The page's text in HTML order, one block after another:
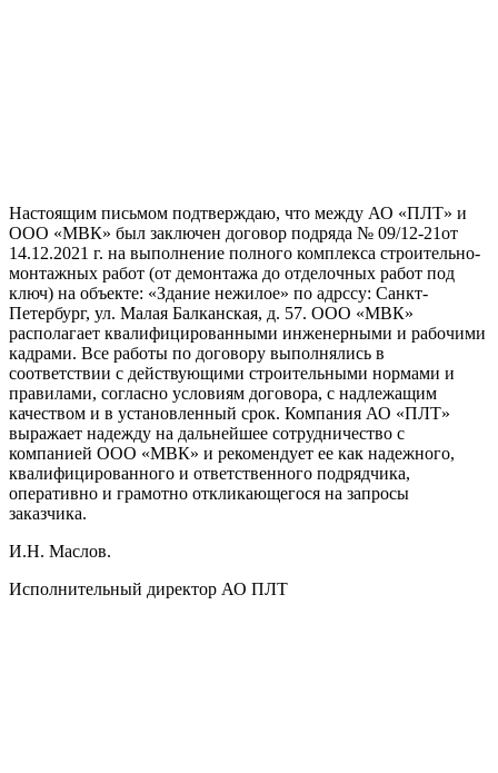
Настоящим письмом подтверждаю, что между АО «ПЛТ» и
ООО «МВК» был заключен договор подряда № 09/12-21от
14.12.2021 г. на выполнение полного комплекса строительно-
монтажных работ (от демонтажа до отделочных работ под
ключ) на объекте: «Здание нежилое» по адрссу: Санкт-
Петербург, ул. Малая Балканская, д. 57. ООО «МВК»
располагает квалифицированными инженерными и рабочими
кадрами. Все работы по договору выполнялись в
соответствии с действующими строительными нормами и
правилами, согласно условиям договора, с надлежащим
качеством и в установленный срок. Компания АО «ПЛТ»
выражает надежду на дальнейшее сотрудничество с
компанией ООО «МВК» и рекомендует ее как надежного,
квалифицированного и ответственного подрядчика,
оперативно и грамотно откликающегося на запросы
заказчика.
И.Н. Маслов.
Исполнительный директор АО ПЛТ